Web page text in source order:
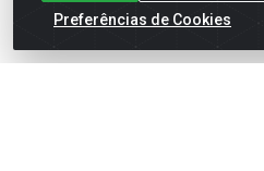
Preferências de Cookies